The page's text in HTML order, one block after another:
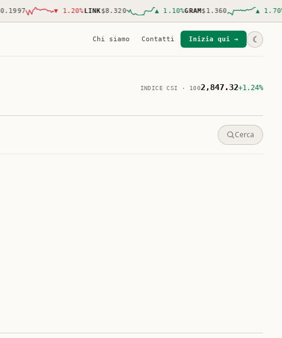
▼ 1.20%LINK$8.320 ▲ 1.10%GRAM$1.360 ▲ 1.70%AVAX
Chi siamo Contatti Inizia qui → ☾
INDICE CSI · 1002,847.32+1.24%
Cerca